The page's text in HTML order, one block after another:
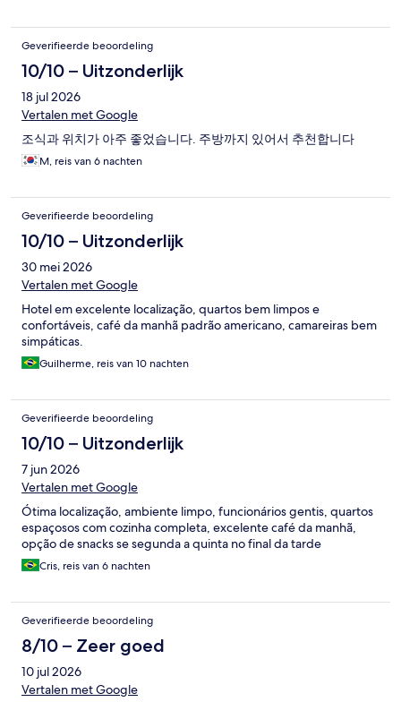
Geverifieerde beoordeling
10/10 – Uitzonderlijk
18 jul 2026
Vertalen met Google
조식과 위치가 아주 좋었습니다. 주방까지 있어서 추천합니다
M, reis van 6 nachten
Geverifieerde beoordeling
10/10 – Uitzonderlijk
30 mei 2026
Vertalen met Google
Hotel em excelente localização, quartos bem limpos e
confortáveis, café da manhã padrão americano, camareiras bem
simpáticas.
Guilherme, reis van 10 nachten
Geverifieerde beoordeling
10/10 – Uitzonderlijk
7 jun 2026
Vertalen met Google
Ótima localização, ambiente limpo, funcionários gentis, quartos
espaçosos com cozinha completa, excelente café da manhã,
opção de snacks se segunda a quinta no final da tarde
Cris, reis van 6 nachten
Geverifieerde beoordeling
8/10 – Zeer goed
10 jul 2026
Vertalen met Google